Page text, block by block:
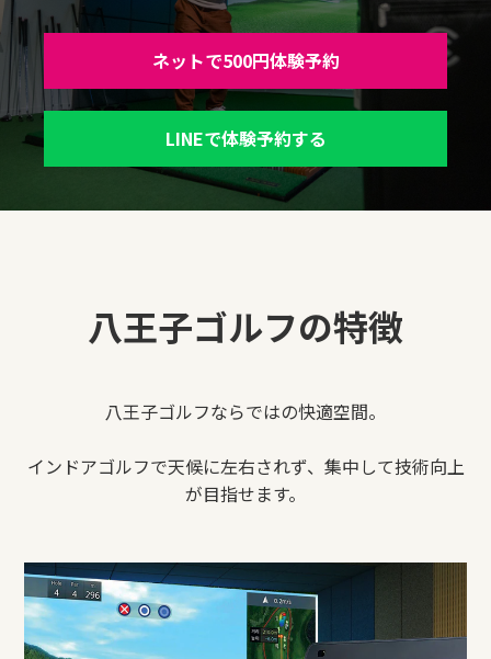
ネットで500円体験予約
LINEで体験予約する
八王子ゴルフの特徴
八王子ゴルフならではの快適空間。
インドアゴルフで天候に左右されず、集中して技術向上
が目指せます。